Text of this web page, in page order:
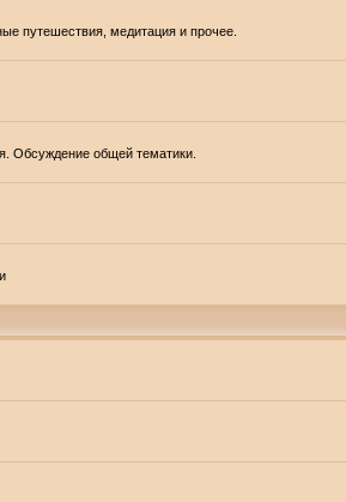
путешествия, медитация и прочее.
Обсуждение общей тематики.